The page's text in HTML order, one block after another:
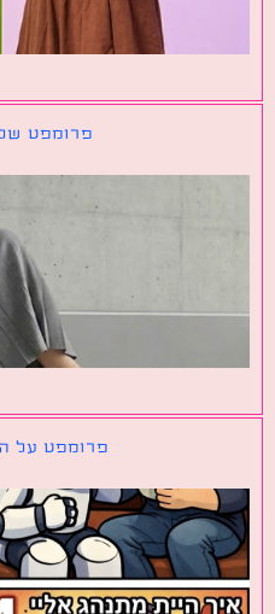
פרומפט שלי
פרומפט על